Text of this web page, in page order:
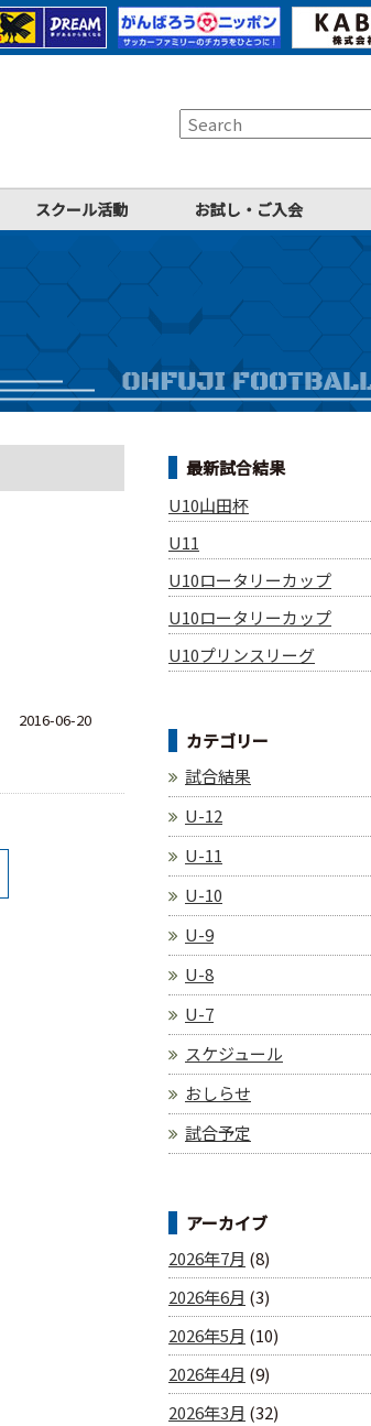
スクール活動 お試し・ご入会
2016-06-20
最新試合結果
U10山田杯
U11
U10ロータリーカップ
U10ロータリーカップ
U10プリンスリーグ
カテゴリー
試合結果
U-12
U-11
U-10
U-9
U-8
U-7
スケジュール
おしらせ
試合予定
アーカイブ
2026年7月 (8)
2026年6月 (3)
2026年5月 (10)
2026年4月 (9)
2026年3月 (32)